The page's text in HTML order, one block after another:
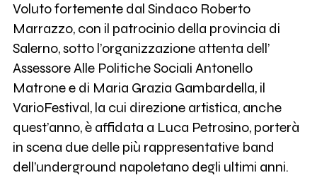
Voluto fortemente dal Sindaco Roberto
Marrazzo, con il patrocinio della provincia di
Salerno, sotto l’organizzazione attenta dell’
Assessore Alle Politiche Sociali Antonello
Matrone e di Maria Grazia Gambardella, il
VarioFestival, la cui direzione artistica, anche
quest’anno, è affidata a Luca Petrosino, porterà
in scena due delle più rappresentative band
dell’underground napoletano degli ultimi anni.